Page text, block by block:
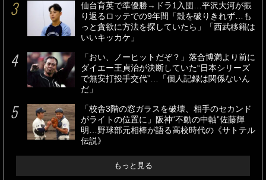
仙台育英で準優勝→ドラ1入団…平沢大河が振
り返るロッテでの9年間「殻を破りきれず…も
っと貪欲に方法を探していたら」「西武移籍は
いいキッカケ」
「おい、ノーヒットだぞ？」落合博満より前に
ダイエー王貞治が決断していた“日本シリーズ
で無安打投手交代”…「個人記録は関係ないん
だ」
「校舎3階の窓ガラスを破壊、相手のセカンド
がライトの位置に」阪神“不動の中軸”佐藤輝
明…野球部元相棒が語る高校時代の《サトテル
伝説》
もっと見る